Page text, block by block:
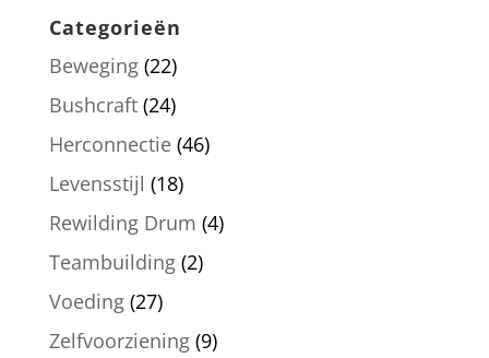
Categorieën
Beweging(22)
Bushcraft(24)
Herconnectie(46)
Levensstijl (18)
Rewilding Drum (4)
Teambuilding(2)
Voeding(27)
Zelfvoorziening(9)